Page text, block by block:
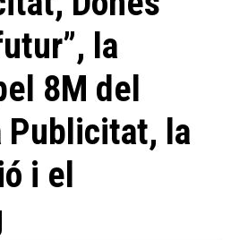
la
8M del
Publicitat, la
i el